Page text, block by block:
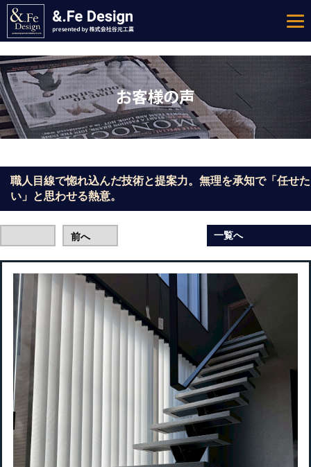
職人目線で惚れ込んだ技術と提案力。無理を承知で「任せた
い」と思わせる熱意。
前へ 一覧へ